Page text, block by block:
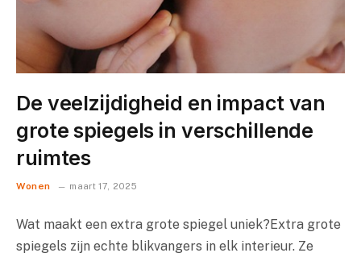
De veelzijdigheid en impact van
grote spiegels in verschillende
ruimtes
Wonen maart 17, 2025
Wat maakt een extra grote spiegel uniek?Extra grote
spiegels zijn echte blikvangers in elk interieur. Ze